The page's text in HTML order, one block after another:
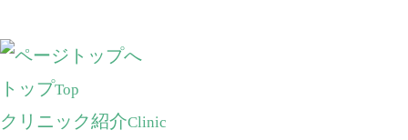
トップTop
クリニック紹介Clinic